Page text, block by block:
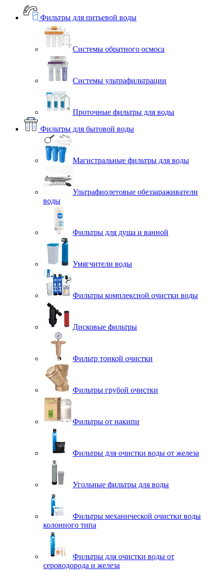
Фильтры для питьевой воды
Системы обратного осмоса
Системы ультрафильтрации
Проточные фильтры для воды
Фильтры для бытовой воды
Магистральные фильтры для воды
Ультрафиолетовые обеззараживатели
воды
Фильтры для душа и ванной
Умягчители воды
Фильтры комплексной очистки воды
Дисковые фильтры
Фильтр тонкой очистки
Фильтры грубой очистки
Фильтры от накипи
Фильтры для очистки воды от железа
Угольные фильтры для воды
Фильтры механической очистки воды
колонного типа
Фильтры для очистки воды от
сероводорода и железа